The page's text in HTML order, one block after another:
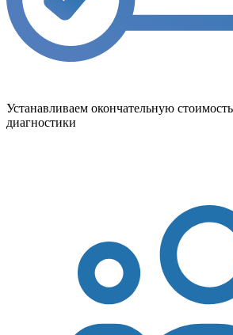
Устанавливаем окончательную
диагностики